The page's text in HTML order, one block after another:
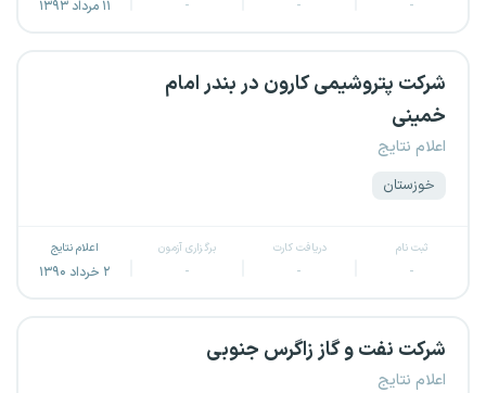
-
-
- ۱۱ مرداد ۱۳۹۳
شرکت پتروشیمی کارون در بندر امام
خمینی
اعلام نتایج
خوزستان
ثبت نام
-
دریافت کارت
-
برگزاری آزمون
-
اعلام نتایج
۲ خرداد ۱۳۹۰
شرکت نفت و گاز زاگرس جنوبی
اعلام نتایج